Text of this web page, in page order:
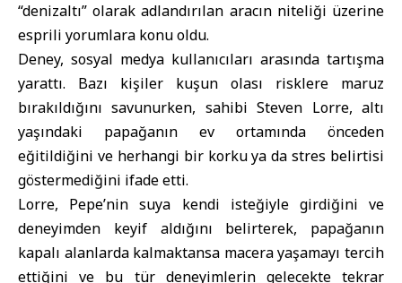
“denizaltı” olarak adlandırılan aracın niteliği üzerine
esprili yorumlara konu oldu.
Deney, sosyal medya kullanıcıları arasında tartışma
yarattı. Bazı kişiler kuşun olası risklere maruz
bırakıldığını savunurken, sahibi Steven Lorre, altı
yaşındaki papağanın ev ortamında önceden
eğitildiğini ve herhangi bir korku ya da stres belirtisi
göstermediğini ifade etti.
Lorre, Pepe’nin suya kendi isteğiyle girdiğini ve
deneyimden keyif aldığını belirterek, papağanın
kapalı alanlarda kalmaktansa macera yaşamayı tercih
ettiğini ve bu tür deneyimlerin gelecekte tekrar